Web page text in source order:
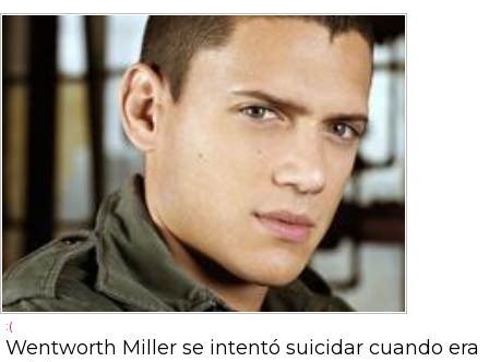
:(
Wentworth Miller se intentó suicidar cuando era